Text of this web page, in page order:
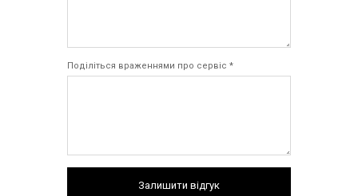
Поділіться враженнями про сервіс *
Залишити відгук